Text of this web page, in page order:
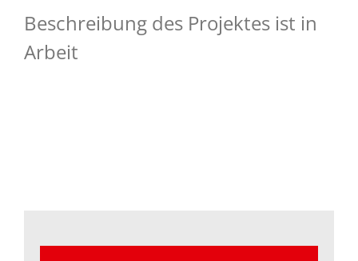
Beschreibung des Projektes ist in
Arbeit